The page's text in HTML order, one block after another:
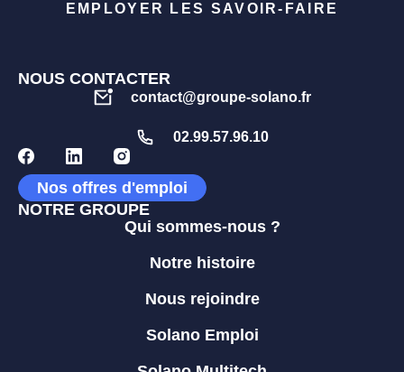
EMPLOYER LES SAVOIR-FAIRE
NOUS CONTACTER
contact@groupe-solano.fr
02.99.57.96.10
Nos offres d'emploi
NOTRE GROUPE
Qui sommes-nous ?
Notre histoire
Nous rejoindre
Solano Emploi